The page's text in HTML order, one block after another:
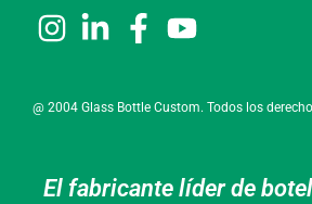
@ 2004 Glass Bottle Custom. Todos los
El fabricante líder de